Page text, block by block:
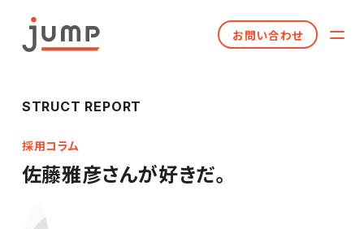
お問い合わせ
STRUCT REPORT
採用コラム
佐藤雅彦さんが好きだ。